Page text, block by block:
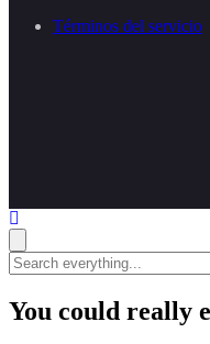
Términos del servicio
Search
everything...
You could really